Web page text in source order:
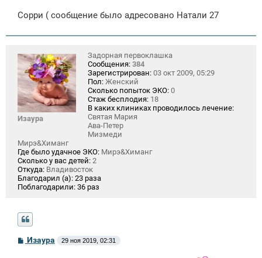
Сорри ( сообщение было адресовано Натали 27
Изаура
Задорная первоклашка
Сообщения: 384
Зарегистрирован: 03 окт 2009, 05:29
Пол: Женский
Сколько попыток ЭКО: 0
Стаж бесплодия: 18
В каких клиниках проводилось лечение:
Святая Мария
Ава-Петер
Мизмеди
Мирэ&Химанг
Где было удачное ЭКО: Мирэ&Химанг
Сколько у вас детей: 2
Откуда: Владивосток
Благодарил (а): 23 раза
Поблагодарили: 36 раз
СИзаура 29 ноя 2019, 02:31